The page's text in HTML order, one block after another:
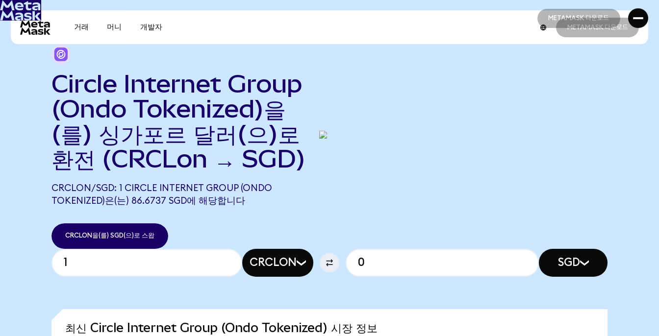
METAMASK 다운로드
METAMASK 다운로드
거래 머니 개발자 METAMASK 다운로드
Circle Internet Group
(Ondo Tokenized)을
(를) 싱가포르 달러(으)로
환전 (CRCLon → SGD)
CRCLON/SGD: 1 CIRCLE INTERNET GROUP (ONDO
TOKENIZED)은(는) 86.6737 SGD에 해당합니다
CRCLON을(를) SGD(으)로 스왑
CRCLON SGD
최신 Circle Internet Group (Ondo Tokenized) 시장 정보